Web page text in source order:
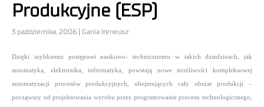
Produkcyjne (ESP)
3 października, 2006 | Gania Ireneusz
Dzięki szybkiemu postępowi naukowo- technicznemu w takich dziedzinach, jak
automatyka, elektronika, informatyka, powstają nowe możliwości kompleksowej
automatyzacji procesów produkcyjnych, obejmujących cały obszar produkcji –
począwszy od projektowania wyrobu przez programowanie procesu technologicznego,